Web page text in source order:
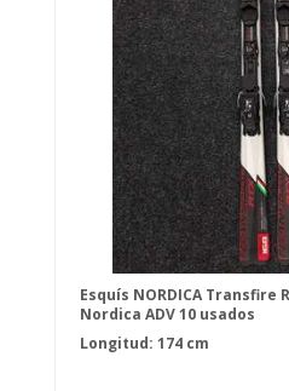
Esquís NORDICA Transfire
Nordica ADV 10 usados
Longitud: 174 cm